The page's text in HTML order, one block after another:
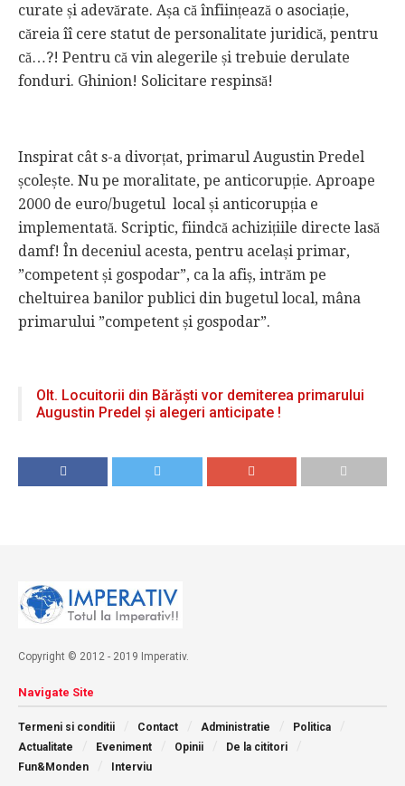
curate și adevărate. Așa că înființează o asociație,
căreia îî cere statut de personalitate juridică, pentru
că…?! Pentru că vin alegerile și trebuie derulate
fonduri. Ghinion! Solicitare respinsă!
Inspirat cât s-a divorțat, primarul Augustin Predel
școlește. Nu pe moralitate, pe anticorupție. Aproape
2000 de euro/bugetul local și anticorupția e
implementată. Scriptic, fiindcă achizițiile directe lasă
damf! În deceniul acesta, pentru același primar,
”competent și gospodar”, ca la afiș, intrăm pe
cheltuirea banilor publici din bugetul local, mâna
primarului ”competent și gospodar”.
Olt. Locuitorii din Bărăști vor demiterea primarului
Augustin Predel și alegeri anticipate !
Copyright © 2012 - 2019 Imperativ.
Navigate Site
Termeni si conditii Contact Administratie
Politica
Actualitate
Eveniment Opinii
De la cititori
Fun&Monden
Interviu